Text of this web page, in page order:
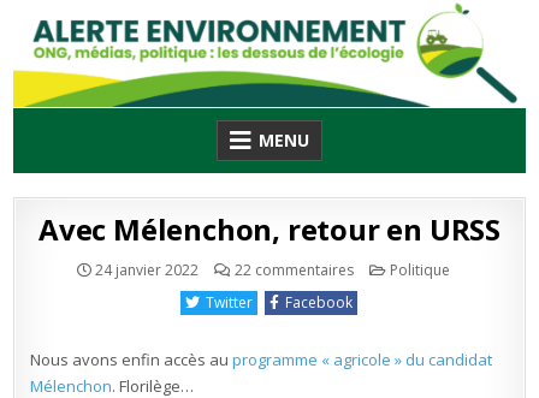
content
MENU
Avec Mélenchon, retour en URSS
24 janvier 2022 22 commentairessur
Mélenchon,
retour
Publié
Politique
Twitter
Facebook
Nous avons enfin accès auprogramme « agricole » du candidat
Mélenchon. Florilège…